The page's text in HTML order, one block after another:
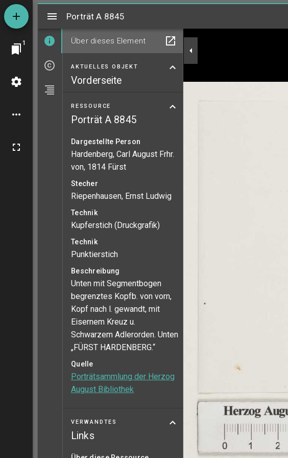
1
MiradorPorträt A 8845
Über dieses Element
AKTUELLES OBJEKT
Vorderseite
RESSOURCE
Porträt A 8845
Dargestellte Person
Hardenberg, Carl August Frhr.
von, 1814 Fürst
Stecher
Riepenhausen, Ernst Ludwig
Technik
Kupferstich (Druckgrafik)
Technik
Punktierstich
Beschreibung
Unten mit Segmentbogen
begrenztes Kopfb. von vorn,
Kopf nach l. gewandt, mit
Eisernem Kreuz u.
Schwarzem Adlerorden. Unten
„FÜRST HARDENBERG.“
Quelle
Porträtsammlung der Herzog
August Bibliothek
VERWANDTES
Links
Porträt A 8845